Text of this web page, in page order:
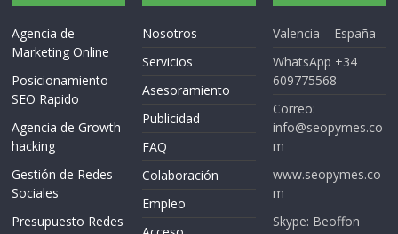
Agencia de
Marketing Online
Posicionamiento
SEO Rapido
Agencia de Growth
hacking
Gestión de Redes
Sociales
Presupuesto Redes
Nosotros
Servicios
Asesoramiento
Publicidad
FAQ
Colaboración
Empleo
Valencia – España
WhatsApp +34
609775568
Correo:
info@seopymes.co
m
www.seopymes.co
m
Skype: Beoffon